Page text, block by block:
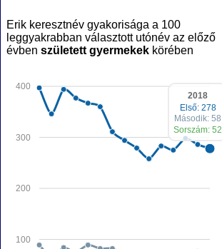
Erik keresztnév gyakorisága a 100
leggyakrabban választott utónév az előző
évben született gyermekek körében
100
200
300
400
2018
Első: 278
Második: 58
Sorszám: 52